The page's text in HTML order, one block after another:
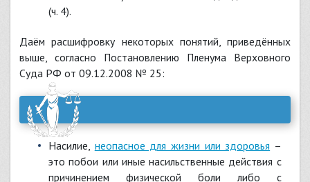
(ч. 4).
Даём расшифровку некоторых понятий, приведённых
выше, согласно Постановлению Пленума Верховного
Суда РФ от 09.12.2008 № 25:
насилие, неопасное для жизни или здоровья –
это побои или иные насильственные действия с
причинением физической боли либо с